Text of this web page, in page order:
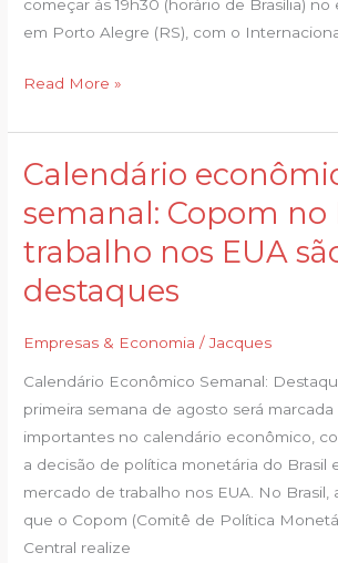
começar às 19h30 (horário de Brasília) no
em Porto Alegre (RS), com o
Read More »
Calendário
semanal: Copom no
trabalho nos EUA
destaques
Empresas & Economia /Jacques
Calendário Econômico Semanal:
primeira semana de agosto será
importantes no calendário econômico,
a decisão de política monetária do Brasil
mercado de trabalho nos EUA. No Brasil,
que o Copom (Comitê de Política
Central realize
Calendário
semanal:
Copom
no
Brasil
e
nos
EUA
são
destaques